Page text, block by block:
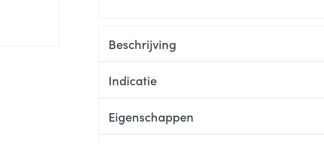
Beschrijving
Indicatie
Eigenschappen